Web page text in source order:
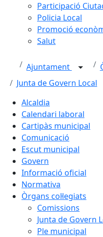
Participació
Policia Local
Promoció
Salut
Ajuntament
Junta de Govern Local
Alcaldia
Calendari laboral
Cartipàs municipal
Comunicació
Escut municipal
Govern
Informació oficial
Normativa
Òrgans col·legiats
Comissions
Junta de Govern
Ple municipal